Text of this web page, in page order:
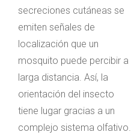
secreciones cutáneas se
emiten señales de
localización que un
mosquito puede percibir a
larga distancia. Así, la
orientación del insecto
tiene lugar gracias a un
complejo sistema olfativo.